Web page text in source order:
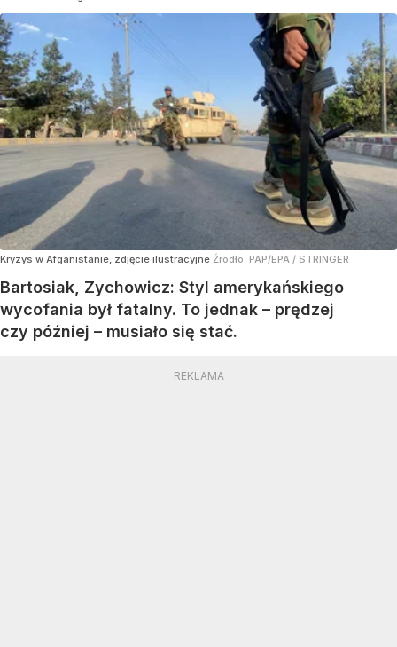
Kryzys w Afganistanie, zdjęcie ilustracyjne Źródło: PAP/EPA / STRINGER
Bartosiak, Zychowicz: Styl amerykańskiego
wycofania był fatalny. To jednak – prędzej
czy później – musiało się stać.